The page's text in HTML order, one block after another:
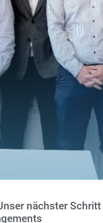
nächster Schritt